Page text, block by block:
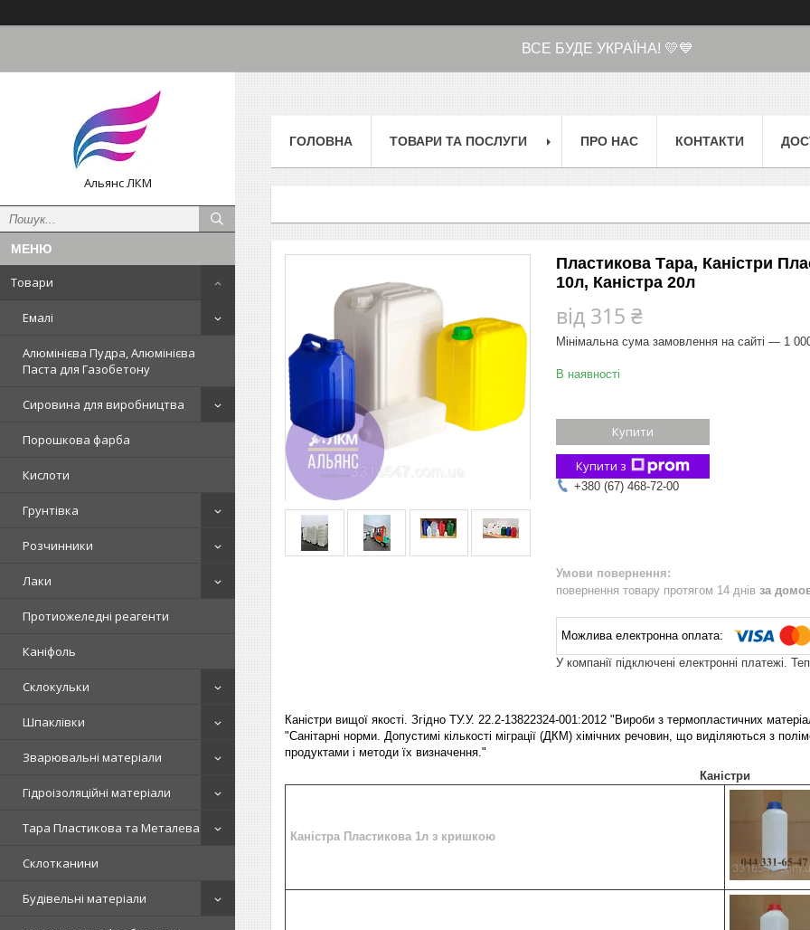
ВСЕ БУДЕ УКРАЇНА! 💛💙
Альянс ЛКМ
Товари
Емалі
Алюмінієва Пудра, Алюмінієва
Паста для Газобетону
Сировина для виробництва
Порошкова фарба
Кислоти
Грунтівка
Розчинники
Лаки
Протиожеледні реагенти
Каніфоль
Склокульки
Шпаклівки
Зварювальні матеріали
Гідроізоляційні матеріали
Тара Пластикова та Металева
Склотканини
Будівельні матеріали
ГОЛОВНА ТОВАРИ ТА ПОСЛУГИ ПРО НАС КОНТАКТИ
Пластикова Тара, Каністри
10л, Каністра 20л
від 315 ₴
Мінімальна сума замовлення на сайті — 1
В наявності
Купити
Купити з
+380 (67) 468-72-00
повернення товару протягом 14 днів за
У компанії підключені електронні платежі.
Каністри вищої якості. Згідно ТУ.У. 22.2-13822324-001:2012 "Вироби з термопластичних
"Санітарні норми. Допустимі кількості міграції (ДКМ) хімічних речовин, що виділяються з
продуктами і методи їх визначення."
Каністри
Каністра Пластикова 1л з кришкою